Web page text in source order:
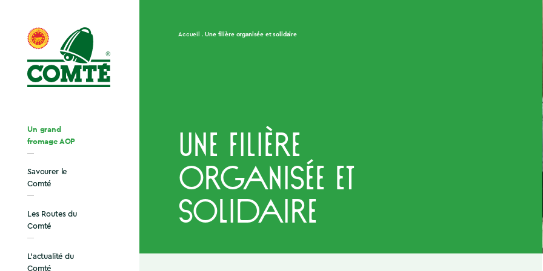
Un grand
fromage AOP
Savourer le
Comté
Les Routes du
Comté
L’actualité du
Comté
Accueil Une filière organisée et solidaire
Une filière
organisée et
solidaire